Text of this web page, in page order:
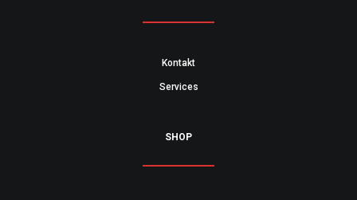
Kontakt
Services
SHOP